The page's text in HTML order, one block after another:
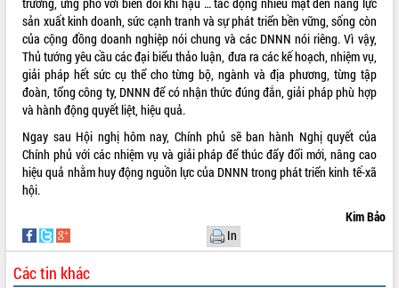
truyền số liệu chuyên dùng phục vụ cơ
quan Đảng, Nhà nước
Lễ phát động chuỗi hoạt động chung
tay làm sạch môi trường
Xã Ea Kar bước chuyển mình trong
công tác cải cách hành chính mô hình
UBND tỉnh họp báo định kỳ tháng 4
năm 2026
Hội thảo khoa học “Giải pháp thúc đẩy
Đắk Lắk”
Tăng cường giám sát, đôn đốc thực
hiện nhiệm vụ quản lý tài sản công
hàng tuần
sản xuất kinh doanh, sức cạnh tranh và sự phát triển bền vững, sống còn
của cộng đồng doanh nghiệp nói chung và các DNNN nói riêng. Vì vậy,
Thủ tướng yêu cầu các đại biểu thảo luận, đưa ra các kế hoạch, nhiệm vụ,
giải pháp hết sức cụ thể cho từng bộ, ngành và địa phương, từng tập
đoàn, tổng công ty, DNNN để có nhận thức đúng đắn, giải pháp phù hợp
và hành động quyết liệt, hiệu quả.
Ngay sau Hội nghị hôm nay, Chính phủ sẽ ban hành Nghị quyết của
Chính phủ với các nhiệm vụ và giải pháp để thúc đẩy đổi mới, nâng cao
hiệu quả nhằm huy động nguồn lực của DNNN trong phát triển kinh tế-xã
hội.
Kim Bảo
In
Các tin khác